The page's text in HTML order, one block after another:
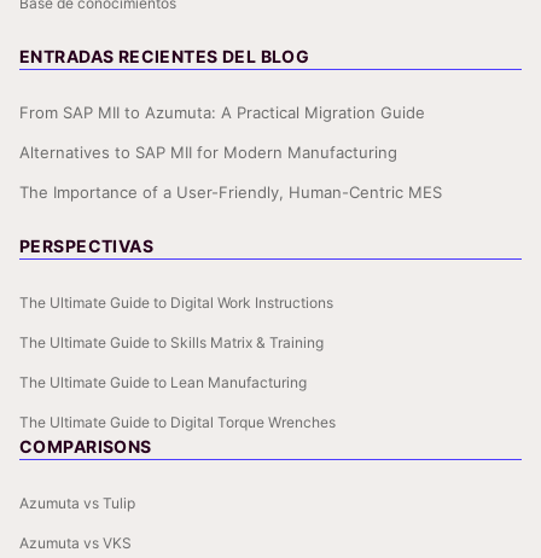
ENTRADAS RECIENTES DEL BLOG
From SAP MII to Azumuta: A Practical Migration Guide
Alternatives to SAP MII for Modern Manufacturing
The Importance of a User-Friendly, Human-Centric MES
PERSPECTIVAS
The Ultimate Guide to Digital Work Instructions
The Ultimate Guide to Skills Matrix & Training
The Ultimate Guide to Lean Manufacturing
The Ultimate Guide to Digital Torque Wrenches
COMPARISONS
Azumuta vs Tulip
Azumuta vs VKS